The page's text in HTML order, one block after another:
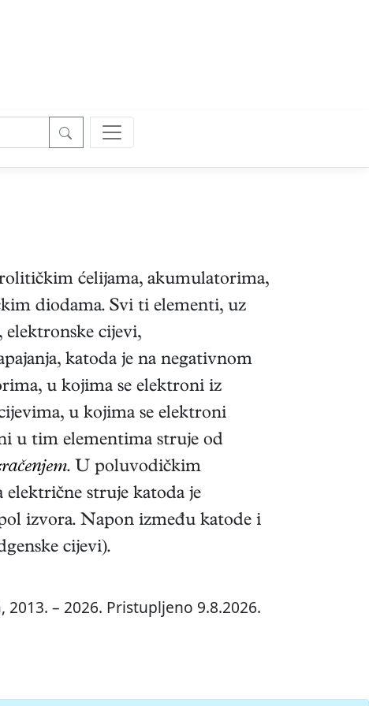
ćelijama, akumulatorima,
diodama. Svi ti elementi, uz
elektronske cijevi,
katoda je na negativnom
u kojima se elektroni iz
u kojima se elektroni
u tim elementima struje od
. U poluvodičkim
struje katoda je
izvora. Napon između katode i
cijevi).
– 2026. Pristupljeno 9.8.2026.